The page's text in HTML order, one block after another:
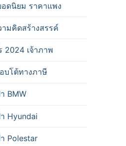
อดนิยม ราคาแพง
มคิดสร้างสรรค์
2024 เจ้าภาพ
บโต้ทางภาษี
BMW
Hyundai
Polestar